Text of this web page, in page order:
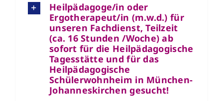
Heilpädagoge/in oder
Ergotherapeut/in (m.w.d.) für
unseren Fachdienst, Teilzeit
(ca. 16 Stunden /Woche) ab
sofort für die Heilpädagogische
Tagesstätte und für das
Heilpädagogische
Schülerwohnheim in München-
Johanneskirchen gesucht!